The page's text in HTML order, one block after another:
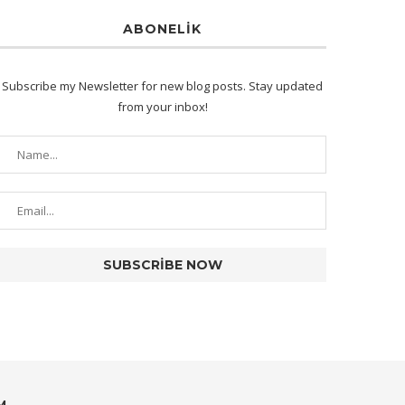
ABONELIK
Subscribe my Newsletter for new blog posts. Stay updated
from your inbox!